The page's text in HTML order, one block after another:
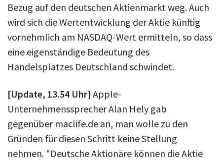
Bezug auf den deutschen Aktienmarkt weg. Auch
wird sich die Wertentwicklung der Aktie künftig
vornehmlich am NASDAQ-Wert ermitteln, so dass
eine eigenständige Bedeutung des
Handelsplatzes Deutschland schwindet.
[Update, 13.54 Uhr] Apple-
Unternehmenssprecher Alan Hely gab
gegenüber maclife.de an, man wolle zu den
Gründen für diesen Schritt keine Stellung
nehmen. "Deutsche Aktionäre können die Aktie